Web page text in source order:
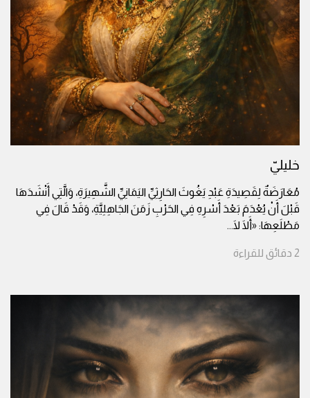
خليليّ
مُعَارَضَةٌ لِقَصِيدَةِ عَبْدِ يَغُوثَ الحَارِثِيِّ اليَمَانِيِّ الشَّهِيرَةِ، وَالَّتِي أَنْشَدَهَا
قَبْلَ أَنْ يُعْدَمَ بَعْدَ أَسْرِهِ فِي الحَرْبِ زَمَنَ الجَاهِلِيَّةِ، وَقَدْ قَالَ فِي
مَطْلَعِهَا: «أَلَا لَا...
2 دقائق للقراءة